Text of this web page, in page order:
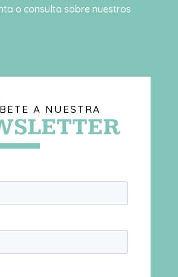
o consulta sobre nuestros
A NUESTRA